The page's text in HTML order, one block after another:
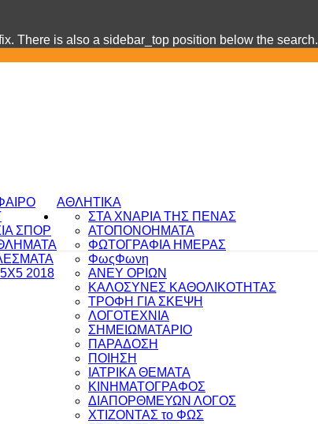
There is also a sidebar_top position below the search.
ΑΘΛΗΤΙΚΑ
ΣΠΟΡ
2018
ΣΤΑ ΧΝΑΡΙΑ ΤΗΣ ΠΕΝΑΣ
ΑΤΟΠΟΝΟΗΜΑΤΑ
ΦΩΤΟΓΡΑΦΙΑ ΗΜΕΡΑΣ
ΦωςΦωνη
ANEY ΟΡΙΩΝ
ΚΑΛΟΣΥΝΕΣ ΚΑΘΟΛΙΚΟΤΗΤΑΣ
ΤΡΟΦΗ ΓΙΑ ΣΚΕΨΗ
ΛΟΓΟΤΕΧΝΙΑ
ΣΗΜΕΙΩΜΑΤΑΡΙΟ
ΠΑΡΑΔΟΣΗ
ΠΟΙΗΣΗ
ΙΑΤΡΙΚΑ ΘΕΜΑΤΑ
ΚΙΝΗΜΑΤΟΓΡΑΦΟΣ
ΔΙΑΠΟΡΘΜΕΥΩΝ ΛΟΓΟΣ
ΧΤΙΖΟΝΤΑΣ το ΦΩΣ